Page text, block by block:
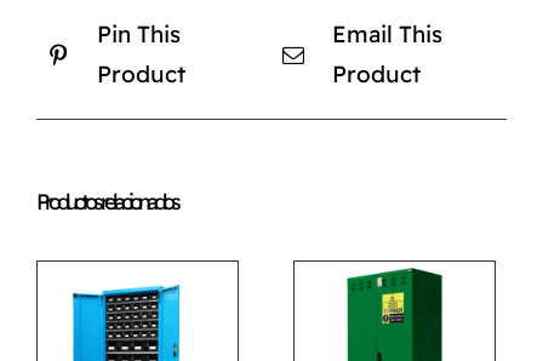
Pin This
Product
Email This
Product
Productos relacionados